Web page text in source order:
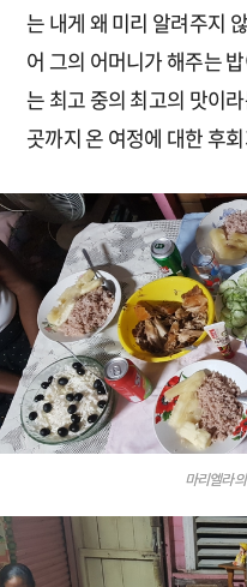
는 내게 왜 미리 알려주지
어 그의 어머니가 해주는
는 최고 중의 최고의 맛이
곳까지 온 여정에 대한 후
마리엘라